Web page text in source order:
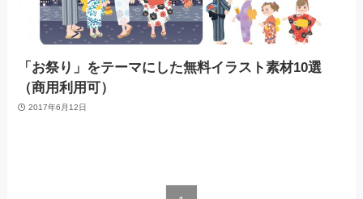
「お祭り」をテーマにした無料イラスト素材10選
（商用利用可）
2017年6月12日